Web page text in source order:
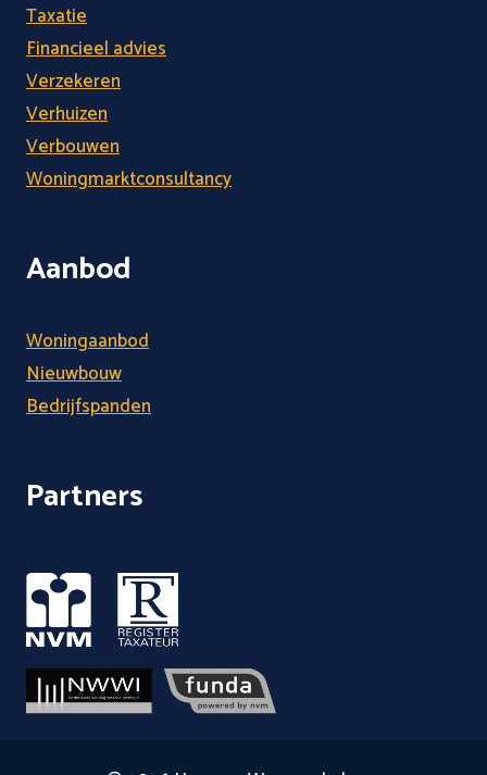
Taxatie
Financieel advies
Verzekeren
Verhuizen
Verbouwen
Woningmarktconsultancy
Aanbod
Woningaanbod
Nieuwbouw
Bedrijfspanden
Partners